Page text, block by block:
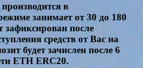
в
занимает от 30 до 180
зафиксирован после
средств от Вас на
будет зачислен после 6
ETH ERC20.